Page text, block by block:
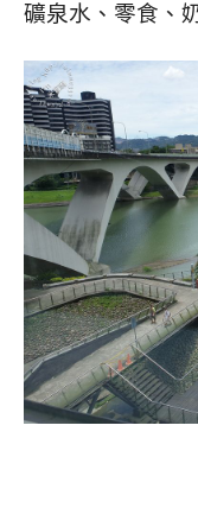
礦泉水、零食、